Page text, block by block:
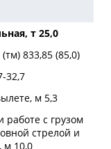
т 25,0
833,85 (85,0)
32,7
м 5,3
с грузом
стрелой и
м 10,0